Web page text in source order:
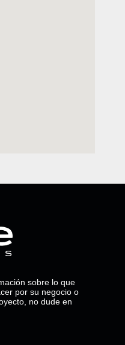
sobre lo que
por su negocio o
no dude en